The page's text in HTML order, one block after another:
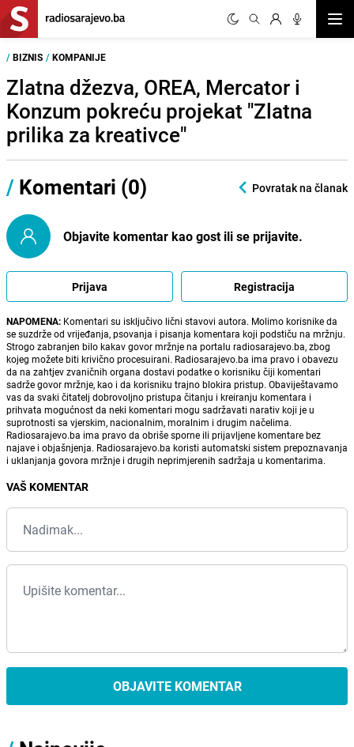
/ BIZNIS / KOMPANIJE
Zlatna džezva, OREA, Mercator i
Konzum pokreću projekat "Zlatna
prilika za kreativce"
/ Komentari (0) Povratak na članak
Objavite komentar kao gost ili se prijavite.
Prijava Registracija
NAPOMENA: Komentari su isključivo lični stavovi autora. Molimo korisnike da
se suzdrže od vrijeđanja, psovanja i pisanja komentara koji podstiču na mržnju.
Strogo zabranjen bilo kakav govor mržnje na portalu radiosarajevo.ba, zbog
kojeg možete biti krivično procesuirani. Radiosarajevo.ba ima pravo i obavezu
da na zahtjev zvaničnih organa dostavi podatke o korisniku čiji komentari
sadrže govor mržnje, kao i da korisniku trajno blokira pristup. Obaviještavamo
vas da svaki čitatelj dobrovoljno pristupa čitanju i kreiranju komentara i
prihvata mogućnost da neki komentari mogu sadržavati narativ koji je u
suprotnosti sa vjerskim, nacionalnim, moralnim i drugim načelima.
Radiosarajevo.ba ima pravo da obriše sporne ili prijavljene komentare bez
najave i objašnjenja. Radiosarajevo.ba koristi automatski sistem prepoznavanja
i uklanjanja govora mržnje i drugih neprimjerenih sadržaja u komentarima.
VAŠ KOMENTAR
OBJAVITE KOMENTAR